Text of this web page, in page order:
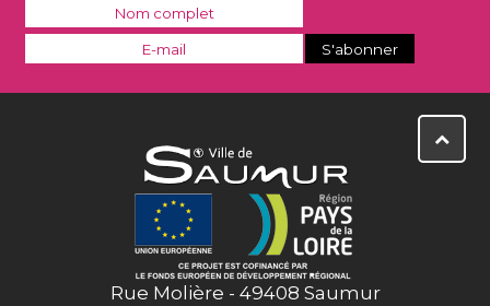
Rue Molière - 49408 Saumur